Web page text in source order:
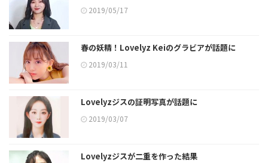
2019/05/17
春の妖精！Lovelyz Keiのグラビアが話題に
2019/03/11
Lovelyzジスの証明写真が話題に
2019/03/07
Lovelyzジスが二重を作った結果